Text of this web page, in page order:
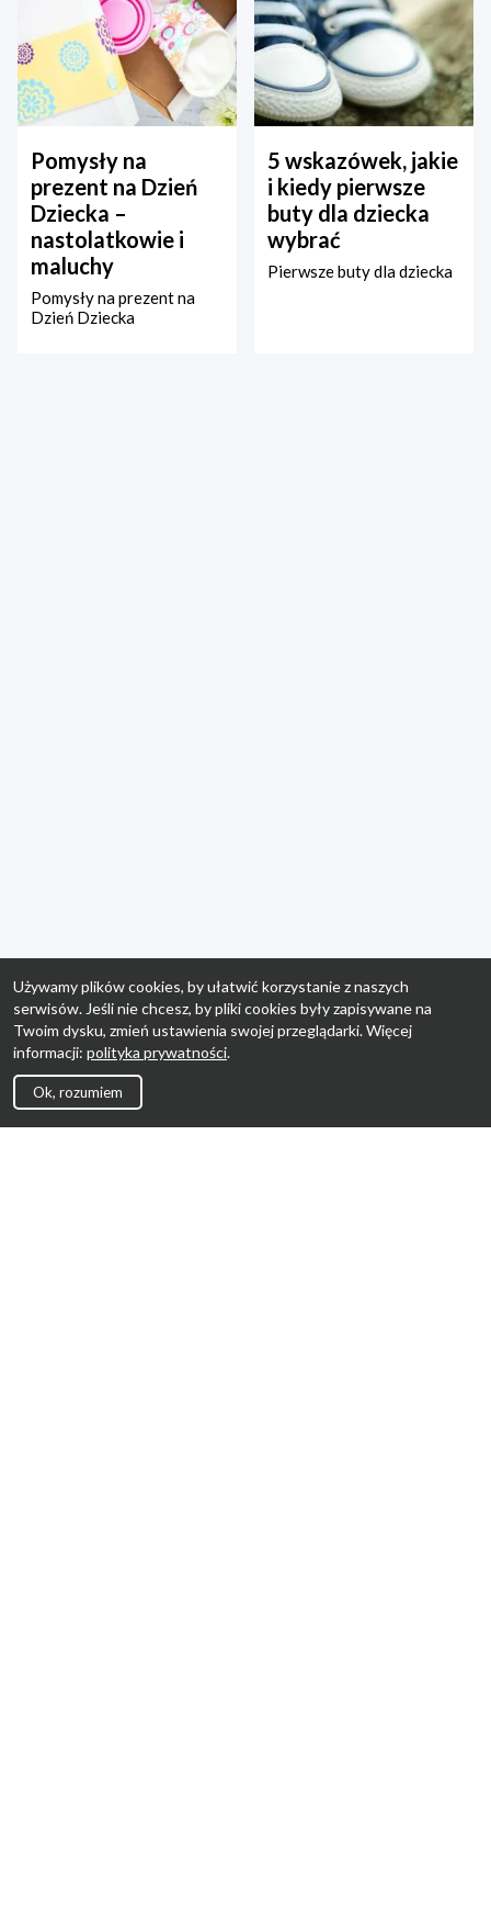
Pomysły na
prezent na Dzień
Dziecka –
nastolatkowie i
maluchy
Pomysły na prezent na
Dzień Dziecka
5 wskazówek, jakie
i kiedy pierwsze
buty dla dziecka
wybrać
Pierwsze buty dla dziecka
Używamy plików cookies, by ułatwić korzystanie z naszych
serwisów. Jeśli nie chcesz, by pliki cookies były zapisywane na
Twoim dysku, zmień ustawienia swojej przeglądarki. Więcej
informacji: polityka prywatności.
Ok, rozumiem